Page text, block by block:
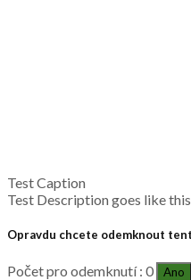
Test Caption
Test Description goes like this
Opravdu chcete odemknout
Počet pro odemknutí : 0 Ano